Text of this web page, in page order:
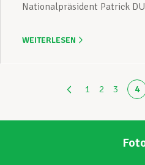
Nationalpräsident Patrick
WEITERLESEN
1 2 3 4